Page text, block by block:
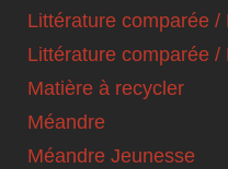
Littérature comparée
Littérature comparée
Matière à recycler
Méandre
Méandre Jeunesse